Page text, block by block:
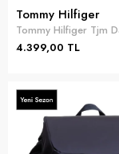
Tommy Hilfiger
4.399,00 TL